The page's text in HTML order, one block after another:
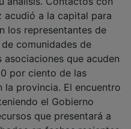
acudió a la capital para
los representantes de
comunidades de
que acuden
por ciento de las
provincia. El encuentro
el Gobierno
que presentará a
en fechas recientes